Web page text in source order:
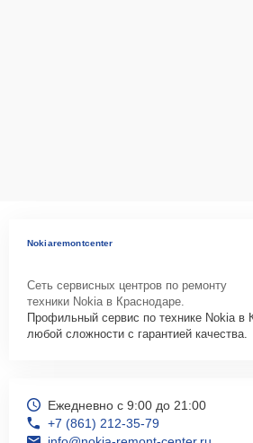
Nokiaremontcenter
Сеть сервисных центров по ремонту
техники Nokia в Краснодаре.
Профильный сервис по технике Nokia в
любой сложности с гарантией качества.
Ежедневно с 9:00 до 21:00
+7 (861) 212-35-79